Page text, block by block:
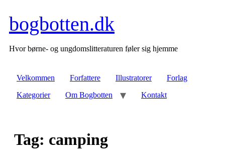
til
indhold
bogbotten.dk
Hvor børne- og ungdomslitteraturen føler sig hjemme
Velkommen Forfattere Illustratorer
Forlag
Kategorier
Om Bogbotten Kontakt
Tag: camping